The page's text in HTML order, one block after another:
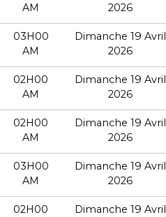
AM
2026
03H00
AM
Dimanche 19 Avril
2026
02H00
AM
Dimanche 19 Avril
2026
02H00
AM
Dimanche 19 Avril
2026
03H00
AM
Dimanche 19 Avril
2026
02H00
Dimanche 19 Avril